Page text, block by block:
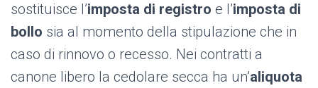
sostituisce l’imposta di registro e l’imposta di
bollo sia al momento della stipulazione che in
caso di rinnovo o recesso. Nei contratti a
canone libero la cedolare secca ha un’aliquota